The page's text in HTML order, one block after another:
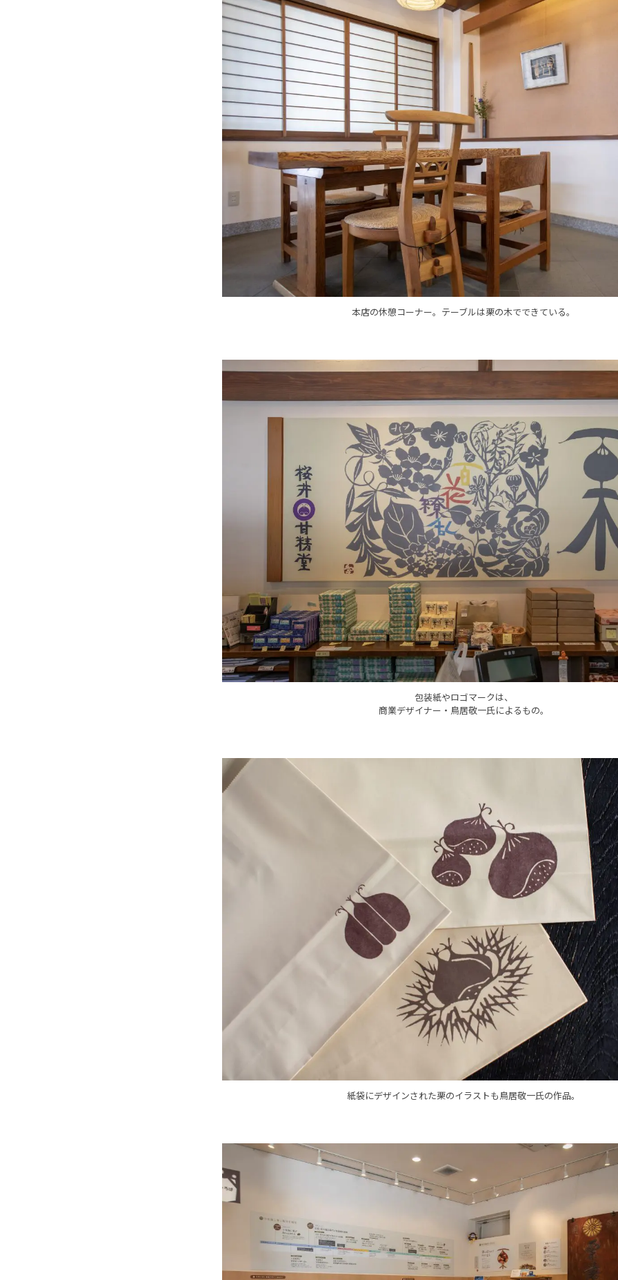
本店の休憩コーナー。テーブルは栗の木でできている。
包装紙やロゴマークは、
商業デザイナー・鳥居敬一氏によるもの。
紙袋にデザインされた栗のイラストも鳥居敬一氏の作品。